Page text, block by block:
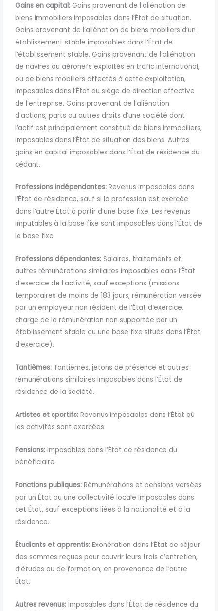
Gains en capital: Gains provenant de l’aliénation de
biens immobiliers imposables dans l’État de situation.
Gains provenant de l’aliénation de biens mobiliers d’un
établissement stable imposables dans l’État de
l’établissement stable. Gains provenant de l’aliénation
de navires ou aéronefs exploités en trafic international,
ou de biens mobiliers affectés à cette exploitation,
imposables dans l’État du siège de direction effective
de l’entreprise. Gains provenant de l’aliénation
d’actions, parts ou autres droits d’une société dont
l’actif est principalement constitué de biens immobiliers,
imposables dans l’État de situation des biens. Autres
gains en capital imposables dans l’État de résidence du
cédant.
Professions indépendantes: Revenus imposables dans
l’État de résidence, sauf si la profession est exercée
dans l’autre État à partir d’une base fixe. Les revenus
imputables à la base fixe sont imposables dans l’État de
la base fixe.
Professions dépendantes: Salaires, traitements et
autres rémunérations similaires imposables dans l’État
d’exercice de l’activité, sauf exceptions (missions
temporaires de moins de 183 jours, rémunération versée
par un employeur non résident de l’État d’exercice,
charge de la rémunération non supportée par un
établissement stable ou une base fixe situés dans l’État
d’exercice).
Tantièmes: Tantièmes, jetons de présence et autres
rémunérations similaires imposables dans l’État de
résidence de la société.
Artistes et sportifs: Revenus imposables dans l’État où
les activités sont exercées.
Pensions: Imposables dans l’État de résidence du
bénéficiaire.
Fonctions publiques: Rémunérations et pensions versées
par un État ou une collectivité locale imposables dans
cet État, sauf exceptions liées à la nationalité et à la
résidence.
Étudiants et apprentis: Exonération dans l’État de séjour
des sommes reçues pour couvrir leurs frais d’entretien,
d’études ou de formation, en provenance de l’autre
État.
Autres revenus: Imposables dans l’État de résidence du